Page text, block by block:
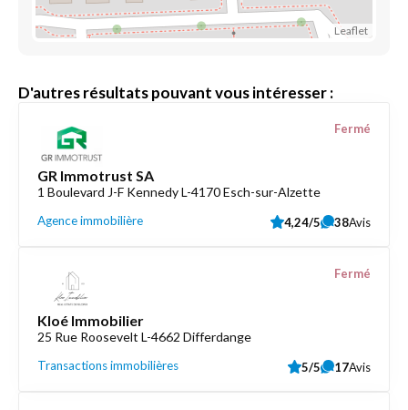
Leaflet
D'autres résultats pouvant vous intéresser :
GR Immotrust SA
1 Boulevard J-F Kennedy L-4170 Esch-sur-Alzette
Agence immobilière
Fermé
4,24/5 38Avis
Kloé Immobilier
25 Rue Roosevelt L-4662 Differdange
Transactions immobilières
Fermé
5/5 17Avis